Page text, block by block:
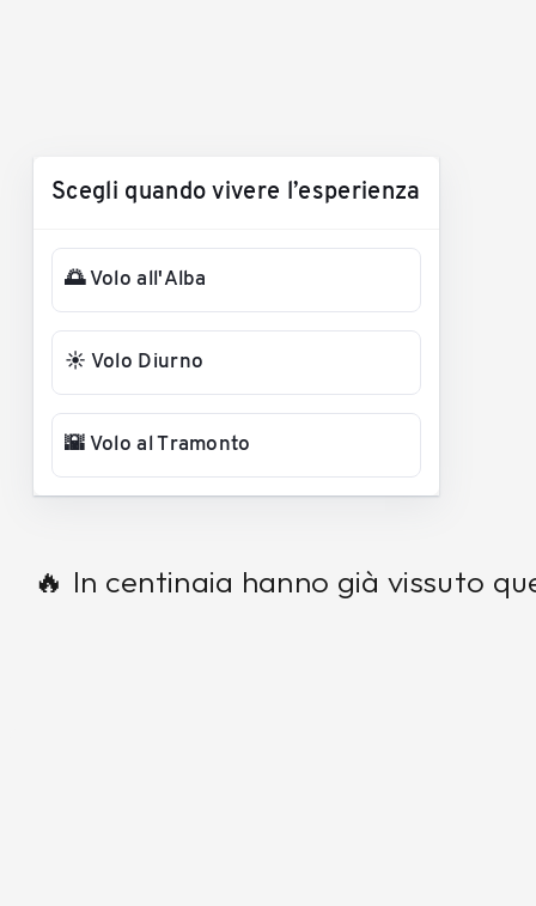
Scegli quando vivere l’esperienza
🌅 Volo all'Alba
☀️ Volo Diurno
🌇 Volo al Tramonto
🔥 In centinaia hanno già vissuto